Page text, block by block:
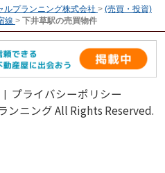
ルプランニング株式会社 > (売買・投資)
線 > 下井草駅の売買物件
プライバシーポリシー
ニング All Rights Reserved.